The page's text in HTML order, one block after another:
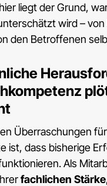
liegt der Grund,
wird –
den Betroffenen
Überraschungen
ist, dass bisherige
Als
fachlichen Stärke